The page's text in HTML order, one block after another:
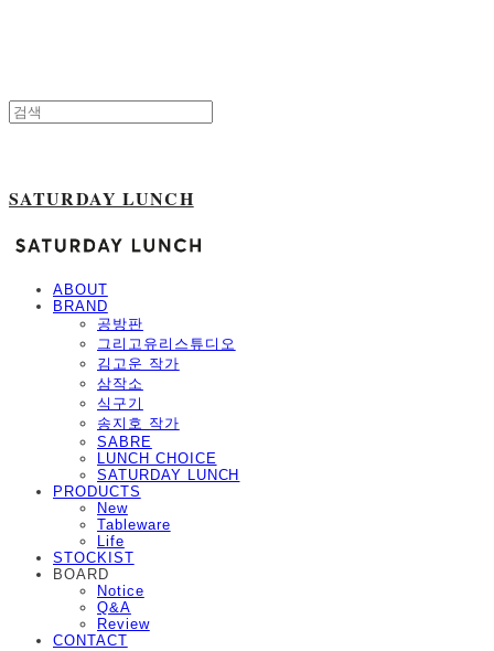
SATURDAY LUNCH
ABOUT
BRAND
공방판
그리고유리스튜디오
김고운 작가
삼작소
식구기
송지호 작가
SABRE
LUNCH CHOICE
SATURDAY LUNCH
PRODUCTS
New
Tableware
Life
STOCKIST
BOARD
Notice
Q&A
Review
CONTACT